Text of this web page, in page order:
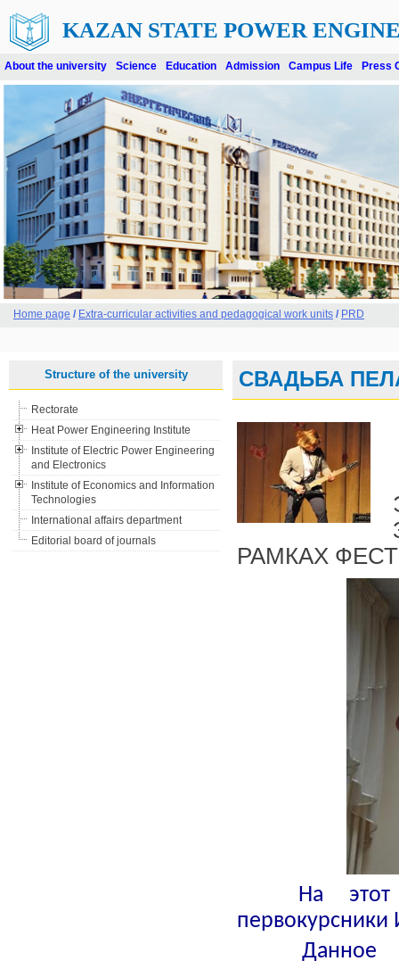
KAZAN STATE POWER
About the university Science Education Admission Campus Life Press
Home page / Extra-curricular activities and pedagogical work units / PRD
Structure of the university
Rectorate
Heat Power Engineering Institute
Institute of Electric Power Engineering
and Electronics
Institute of Economics and Information
Technologies
International affairs department
Editorial board of journals
СВАДЬБА
РАМКАХ
На этот
первокурсники
Данное